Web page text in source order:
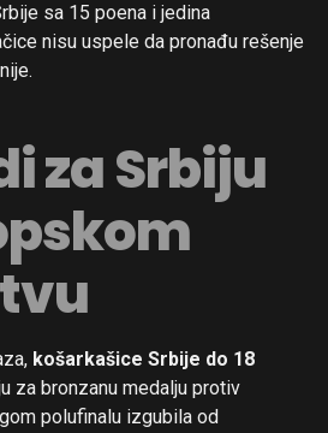
sa 15 poena i jedina
nisu uspele da pronađu rešenje
za Srbiju
košarkašice Srbije do 18
za bronzanu medalju protiv
polufinalu izgubila od